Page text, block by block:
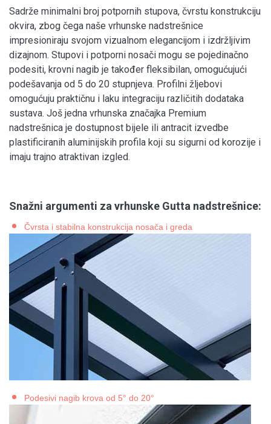
Sadrže minimalni broj potpornih stupova, čvrstu konstrukciju
okvira, zbog čega naše vrhunske nadstrešnice
impresioniraju svojom vizualnom elegancijom i izdržljivim
dizajnom. Stupovi i potporni nosači mogu se pojedinačno
podesiti, krovni nagib je također fleksibilan, omogućujući
podešavanja od 5 do 20 stupnjeva. Profilni žljebovi
omogućuju praktičnu i laku integraciju različitih dodataka
sustava. Još jedna vrhunska značajka Premium
nadstrešnica je dostupnost bijele ili antracit izvedbe
plastificiranih aluminijskih profila koji su sigurni od korozije i
imaju trajno atraktivan izgled.
Snažni argumenti za vrhunske Gutta nadstrešnice:
Čvrsta i stabilna konstrukcija nosača i greda
Podesivi nagib krova od 5° do 20°